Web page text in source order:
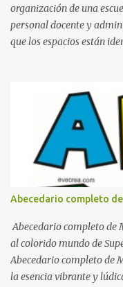
organización de una
personal docente y
que los espacios están
decorativo que hace
moderna y acogedora.
una colección de
elegante, fácil de leer y
diseño busca combinar
cualquier institución
organizada y
escolares? En una
personas. Para quienes
encontrar la biblioteca, la
resultar c...
Abecedario completo
Abecedario completo de
al colorido mundo de
Abecedario completo de
la esencia vibrante y